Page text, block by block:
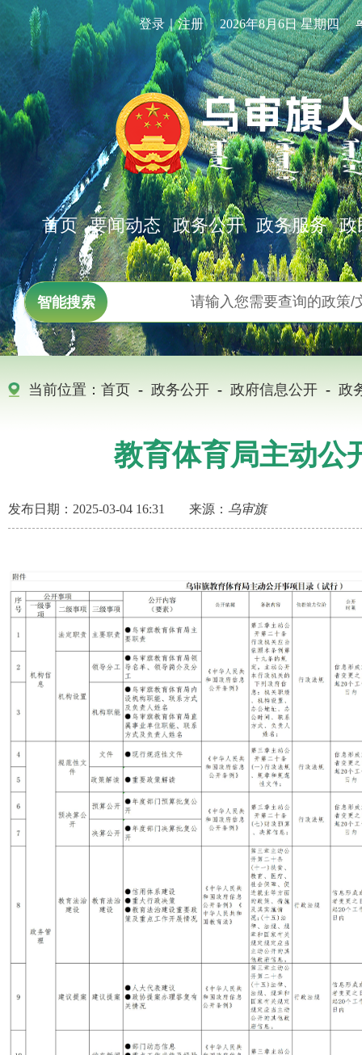
登录｜注册 2026年8月6日 星期四
首页 要闻动态 政务公开 政务服务 政
智能搜索
当前位置： 首页 - 政务公开 - 政府信息公开 - 政
教育体育局主动公
发布日期：2025-03-04 16:31 来源： 乌审旗